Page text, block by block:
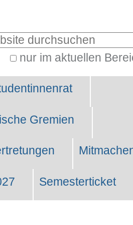
nur im aktuellen
Gremien
Semesterticket